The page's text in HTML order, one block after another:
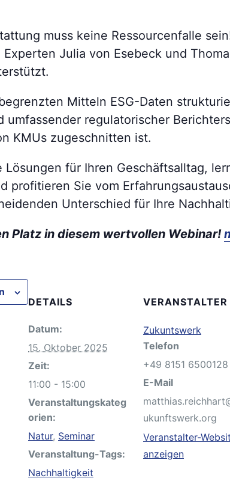
muss keine Ressourcenfalle
Julia von Esebeck und
Mitteln ESG-Daten
umfassender regulatorischer
KMUs zugeschnitten ist.
Lösungen für Ihren Geschäftsalltag,
profitieren Sie vom
Unterschied für Ihre
Platz in diesem wertvollen Webinar!
DETAILS
Datum:
15. Oktober 2025
Zeit:
11:00 - 15:00
Veranstaltungskateg
orien:
Natur, Seminar
Veranstaltung-Tags:
Nachhaltigkeit
VERANSTALTER
Zukuntswerk
Telefon
+49 8151 6500128
E-Mail
ukunftswerk.org
Veranstalter-
anzeigen